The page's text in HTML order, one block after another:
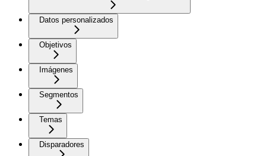
Datos personalizados
Objetivos
Imágenes
Segmentos
Temas
Disparadores